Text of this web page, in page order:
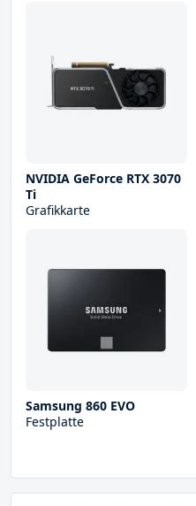
NVIDIA GeForce RTX 3070
Ti
Grafikkarte
Samsung 860 EVO
Festplatte